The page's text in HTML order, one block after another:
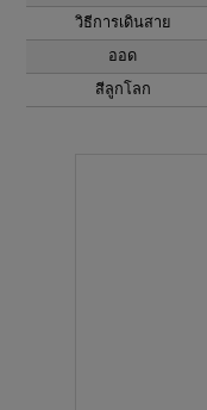
วิธีการเดินสาย
ออด
สีลูกโลก